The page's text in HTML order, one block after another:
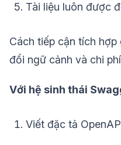
Tài liệu luôn được
Cách tiếp cận tích
đổi ngữ cảnh và chi
Với hệ sinh thái
Viết đặc tả